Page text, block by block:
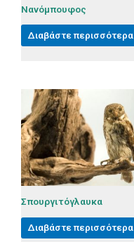
Νανόμπουφος
Διαβάστε περισσότερα
Σπουργιτόγλαυκα
Διαβάστε περισσότερα